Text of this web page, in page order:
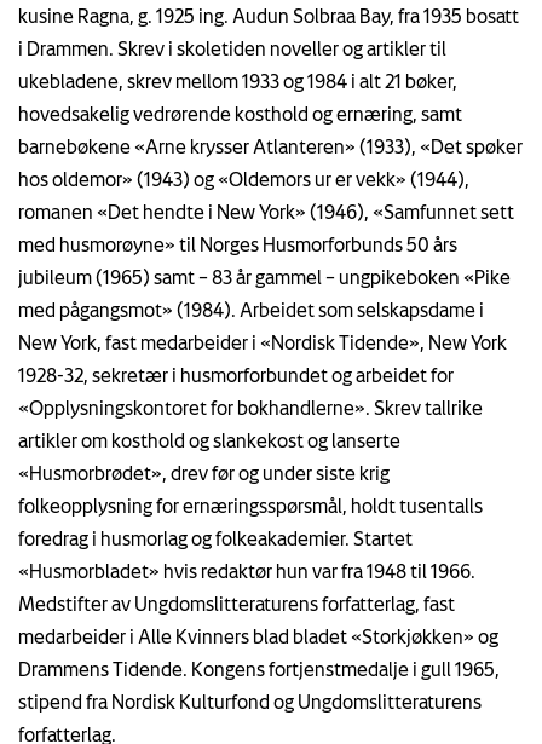
kusine Ragna, g. 1925 ing. Audun Solbraa Bay, fra 1935 bosatt
i Drammen. Skrev i skoletiden noveller og artikler til
ukebladene, skrev mellom 1933 og 1984 i alt 21 bøker,
hovedsakelig vedrørende kosthold og ernæring, samt
barnebøkene «Arne krysser Atlanteren» (1933), «Det spøker
hos oldemor» (1943) og «Oldemors ur er vekk» (1944),
romanen «Det hendte i New York» (1946), «Samfunnet sett
med husmorøyne» til Norges Husmorforbunds 50 års
jubileum (1965) samt – 83 år gammel – ungpikeboken «Pike
med pågangsmot» (1984). Arbeidet som selskapsdame i
New York, fast medarbeider i «Nordisk Tidende», New York
1928-32, sekretær i husmorforbundet og arbeidet for
«Opplysningskontoret for bokhandlerne». Skrev tallrike
artikler om kosthold og slankekost og lanserte
«Husmorbrødet», drev før og under siste krig
folkeopplysning for ernæringsspørsmål, holdt tusentalls
foredrag i husmorlag og folkeakademier. Startet
«Husmorbladet» hvis redaktør hun var fra 1948 til 1966.
Medstifter av Ungdomslitteraturens forfatterlag, fast
medarbeider i Alle Kvinners blad bladet «Storkjøkken» og
Drammens Tidende. Kongens fortjenstmedalje i gull 1965,
stipend fra Nordisk Kulturfond og Ungdomslitteraturens
forfatterlag.